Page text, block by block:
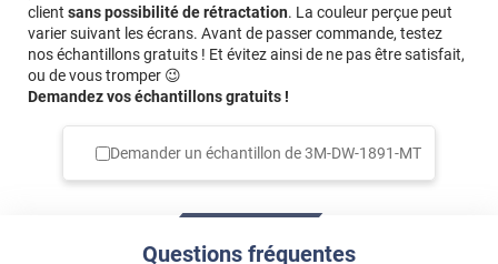
client sans possibilité de rétractation. La couleur perçue peut
varier suivant les écrans. Avant de passer commande, testez
nos échantillons gratuits ! Et évitez ainsi de ne pas être satisfait,
ou de vous tromper 😉
Demandez vos échantillons gratuits !
Demander un échantillon de3M-DW-1891-MT
Questions fréquentes